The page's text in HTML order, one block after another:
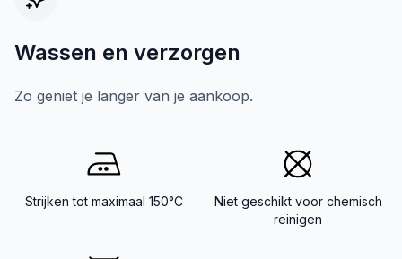
Wassen en verzorgen
Zo geniet je langer van je aankoop.
Strijken tot maximaal 150°C
Niet geschikt voor chemisch
reinigen